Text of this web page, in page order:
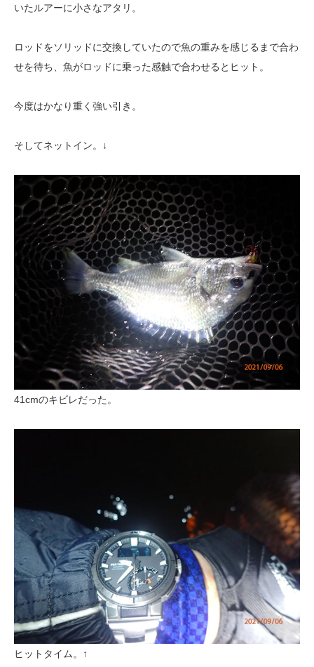
いたルアーに小さなアタリ。
ロッドをソリッドに交換していたので魚の重みを感じるまで合わ
せを待ち、魚がロッドに乗った感触で合わせるとヒット。
今度はかなり重く強い引き。
そしてネットイン。↓
41cmのキビレだった。
ヒットタイム。↑